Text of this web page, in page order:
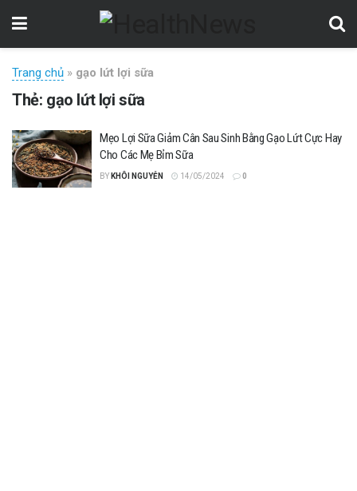
Trang chủ » gạo lứt lợi sữa
Thẻ: gạo lứt lợi sữa
Mẹo Lợi Sữa Giảm Cân Sau Sinh Bằng Gạo Lứt Cực Hay
Cho Các Mẹ Bỉm Sữa
BY KHÔI NGUYỄN 14/05/2024 0